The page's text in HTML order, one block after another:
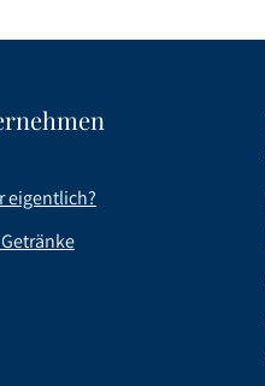
eigentlich?